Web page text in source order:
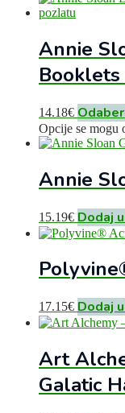
Annie
14.18€
Opcije se mogu
Annie
15.19€ Dodaj
17.15€ Dodaj
Art
Galatic